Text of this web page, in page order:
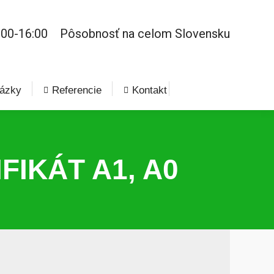
16:00 Pôsobnosť na celom Slovensku
Referencie Kontakt
A1, A0